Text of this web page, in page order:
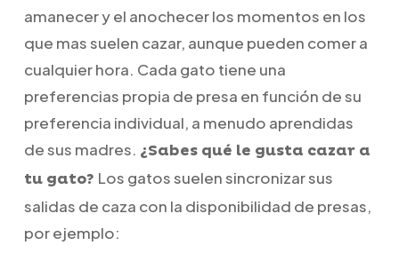
amanecer y el anochecer los momentos en los
que mas suelen cazar, aunque pueden comer a
cualquier hora. Cada gato tiene una
preferencias propia de presa en función de su
preferencia individual, a menudo aprendidas
de sus madres. ¿Sabes qué le gusta cazar a
tu gato? Los gatos suelen sincronizar sus
salidas de caza con la disponibilidad de presas,
por ejemplo: